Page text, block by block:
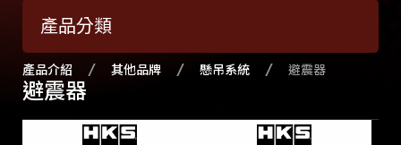
會員制度
最新消息
通知中心
登出
產品分類
產品介紹 其他品牌 懸吊系統 避震器
避震器